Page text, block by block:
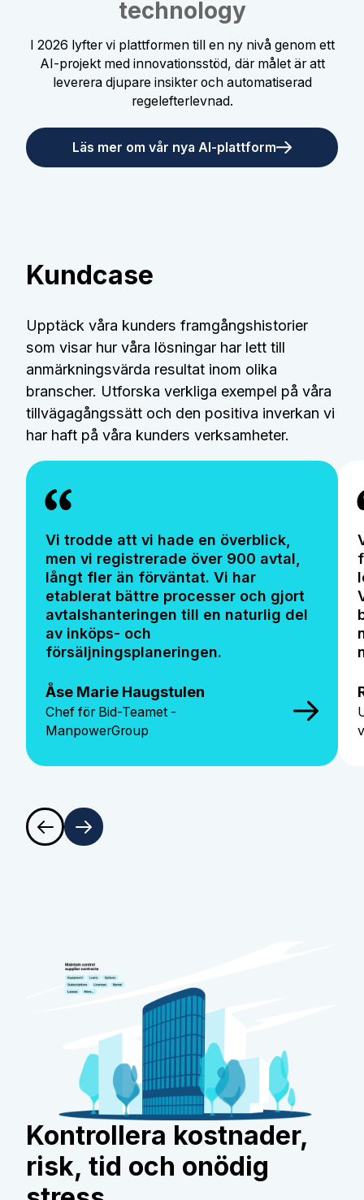
technology
I 2026 lyfter vi plattformen till en ny nivå genom ett
AI-projekt med innovationsstöd, där målet är att
leverera djupare insikter och automatiserad
regelefterlevnad.
Läs mer om vår nya AI-plattform
Kundcase
Upptäck våra kunders framgångshistorier
som visar hur våra lösningar har lett till
anmärkningsvärda resultat inom olika
branscher. Utforska verkliga exempel på våra
tillvägagångssätt och den positiva inverkan vi
har haft på våra kunders verksamheter.
Vi trodde att vi hade en överblick,
men vi registrerade över 900 avtal,
långt fler än förväntat. Vi har
etablerat bättre processer och gjort
avtalshanteringen till en naturlig del
av inköps- och
försäljningsplaneringen.
Åse Marie Haugstulen
Chef för Bid-Teamet -
ManpowerGroup
Kontrollera kostnader,
risk, tid och onödig